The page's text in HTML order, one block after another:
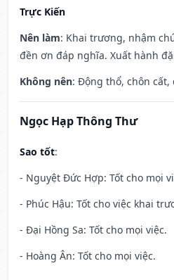
Trực Kiến
Nên làm: Khai trương, nhậm
đền ơn đáp nghĩa. Xuất hành
Không nên: Động thổ, chôn
Ngọc Hạp Thông Thư
Sao tốt:
- Nguyệt Đức Hợp: Tốt cho mọi
- Phúc Hậu: Tốt cho việc khai
- Đại Hồng Sa: Tốt cho mọi việc.
- Hoàng Ân: Tốt cho mọi việc.